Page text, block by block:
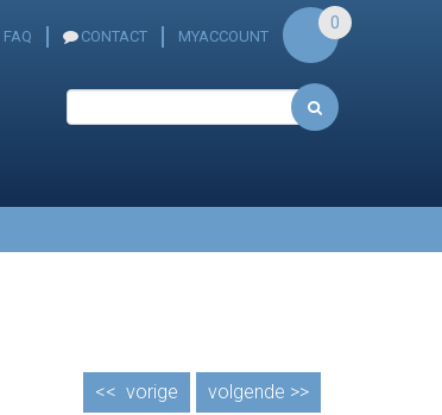
FAQ CONTACT MYACCOUNT
0
volgende >>
<< vorige